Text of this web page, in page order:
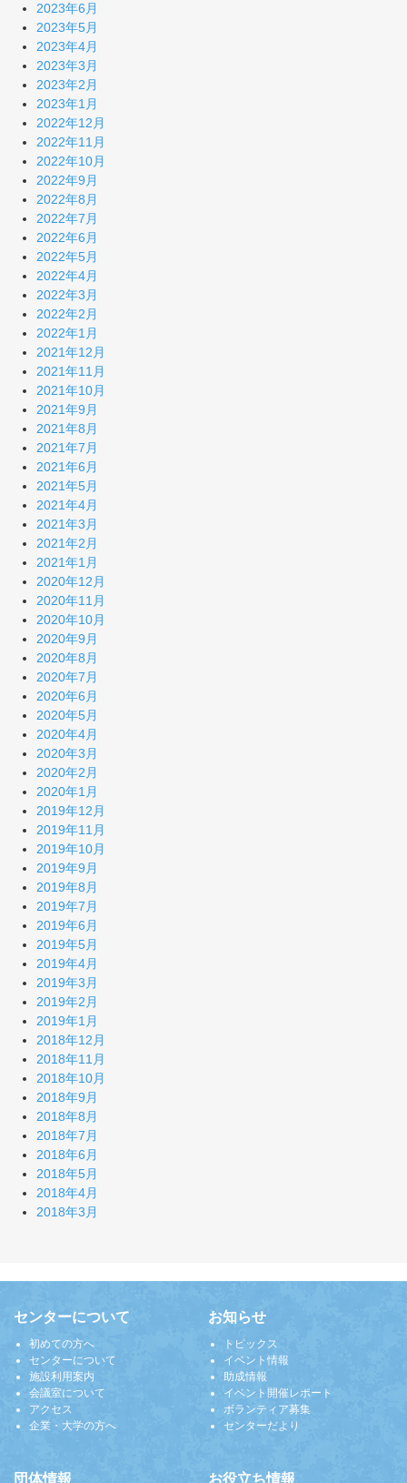
2023年6月
2023年5月
2023年4月
2023年3月
2023年2月
2023年1月
2022年12月
2022年11月
2022年10月
2022年9月
2022年8月
2022年7月
2022年6月
2022年5月
2022年4月
2022年3月
2022年2月
2022年1月
2021年12月
2021年11月
2021年10月
2021年9月
2021年8月
2021年7月
2021年6月
2021年5月
2021年4月
2021年3月
2021年2月
2021年1月
2020年12月
2020年11月
2020年10月
2020年9月
2020年8月
2020年7月
2020年6月
2020年5月
2020年4月
2020年3月
2020年2月
2020年1月
2019年12月
2019年11月
2019年10月
2019年9月
2019年8月
2019年7月
2019年6月
2019年5月
2019年4月
2019年3月
2019年2月
2019年1月
2018年12月
2018年11月
2018年10月
2018年9月
2018年8月
2018年7月
2018年6月
2018年5月
2018年4月
2018年3月
センターについて
初めての方へ
センターについて
施設利用案内
会議室について
アクセス
企業・大学の方へ
お知らせ
トピックス
イベント情報
助成情報
イベント開催レポート
ボランティア募集
センターだより
団体情報 お役立ち情報